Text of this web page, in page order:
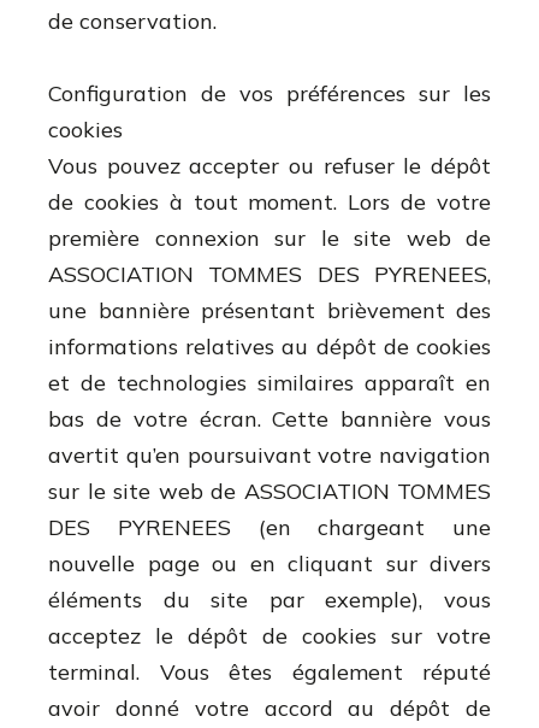
de conservation.
Configuration de vos préférences sur les
cookies
Vous pouvez accepter ou refuser le dépôt
de cookies à tout moment. Lors de votre
première connexion sur le site web de
ASSOCIATION TOMMES DES PYRENEES,
une bannière présentant brièvement des
informations relatives au dépôt de cookies
et de technologies similaires apparaît en
bas de votre écran. Cette bannière vous
avertit qu’en poursuivant votre navigation
sur le site web de ASSOCIATION TOMMES
DES PYRENEES (en chargeant une
nouvelle page ou en cliquant sur divers
éléments du site par exemple), vous
acceptez le dépôt de cookies sur votre
terminal. Vous êtes également réputé
avoir donné votre accord au dépôt de